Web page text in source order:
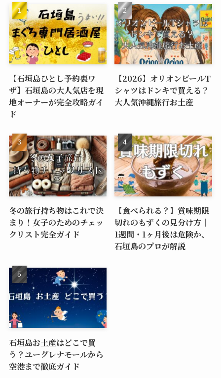
【石垣島ひとし予約裏ワ
ザ】石垣島の大人気店を現
地オーナーが完全攻略ガイ
ド
【2026】オリオンビールT
シャツはドンキで買える？
大人気沖縄旅行お土産
冬の旅行持ち物はこれで決
まり！女子のためのチェッ
クリスト完全ガイド
【食べられる？】賞味期限
切れのもずくの見分け方｜
1週間・1ヶ月後は危険か、
石垣島のプロが解説
石垣島お土産はどこで買
う？ユーグレナモールから
空港まで徹底ガイド